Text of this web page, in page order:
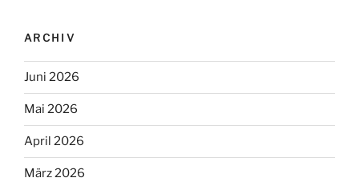
ARCHIV
Juni 2026
Mai 2026
April 2026
März 2026